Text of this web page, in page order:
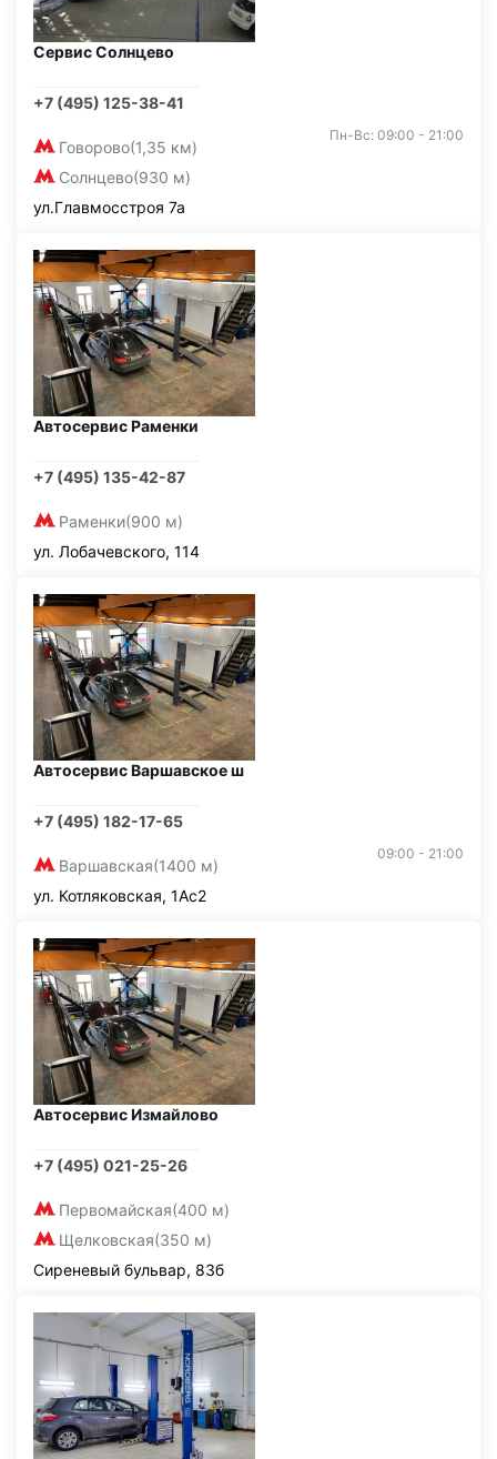
Сервис Солнцево
+7 (495) 125-38-41
Говорово(1,35 км)
Солнцево(930 м)
Пн-Вс: 09:00 - 21:00
ул.Главмосстроя 7а
Автосервис Раменки
+7 (495) 135-42-87
Раменки(900 м)
ул. Лобачевского, 114
Автосервис Варшавское ш
+7 (495) 182-17-65
Варшавская(1400 м)
09:00 - 21:00
ул. Котляковская, 1Ас2
Автосервис Измайлово
+7 (495) 021-25-26
Первомайская(400 м)
Щелковская(350 м)
Сиреневый бульвар, 83б